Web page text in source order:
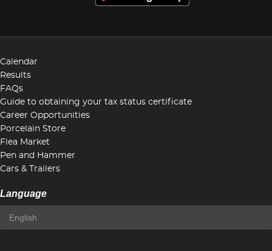
Calendar
Results
FAQs
Guide to obtaining your tax status certificate
Career Opportunities
Porcelain Store
Flea Market
Pen and Hammer
Cars & Trailers
Language